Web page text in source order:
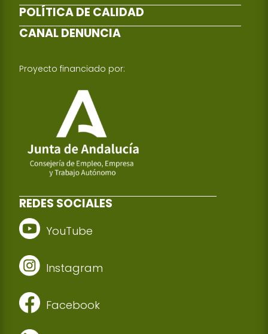
POLÍTICA DE CALIDAD
CANAL DENUNCIA
Proyecto financiado por:
REDES SOCIALES
YouTube
Instagram
Facebook